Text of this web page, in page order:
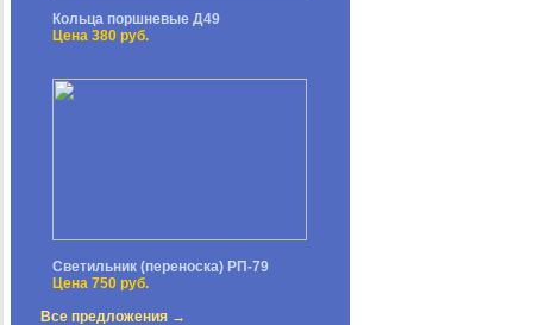
Кольца поршневые Д49
Цена 380 руб.
Светильник (переноска) РП-79
Цена 750 руб.
Все предложения →